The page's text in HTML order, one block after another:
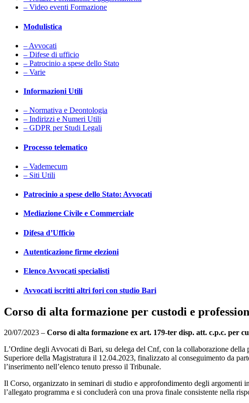
– Video eventi Formazione
Modulistica
– Avvocati
– Difese di ufficio
– Patrocinio a spese dello Stato
– Varie
Informazioni Utili
– Normativa e Deontologia
– Indirizzi e Numeri Utili
– GDPR per Studi Legali
Processo telematico
– Vademecum
– Siti Utili
Patrocinio a spese dello Stato: Avvocati
Mediazione Civile e Commerciale
Difesa d’Ufficio
Autenticazione firme elezioni
Elenco Avvocati specialisti
Avvocati iscritti altri fori con studio Bari
Corso di alta formazione per custodi e
20/07/2023 – Corso di alta formazione ex art. 179-ter disp. att. c.p.c. per
L’Ordine degli Avvocati di Bari, su delega del Cnf, con la collaborazione
Superiore della Magistratura il 12.04.2023, finalizzato al conseguimento da
l’inserimento nell’elenco tenuto presso il Tribunale.
Il Corso, organizzato in seminari di studio e approfondimento degli argomenti
l’allegato programma e si concluderà con una prova finale consistente nella